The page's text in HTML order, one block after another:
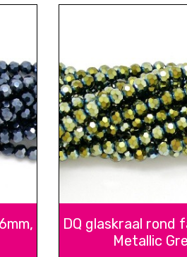
DQ glaskraal rond
Metallic